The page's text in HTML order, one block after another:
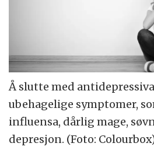
Å slutte med
ubehagelige symptomer,
influensa, dårlig mage,
depresjon. (Foto: